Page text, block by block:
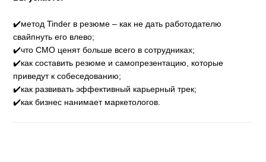
✔️метод Tinder в резюме – как не дать работодателю
свайпнуть его влево;
✔️что СМО ценят больше всего в сотрудниках;
✔️как составить резюме и самопрезентацию, которые
приведут к собеседованию;
✔️как развивать эффективный карьерный трек;
✔️как бизнес нанимает маркетологов.